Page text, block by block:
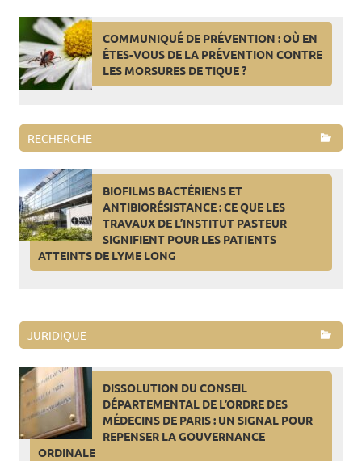
COMMUNIQUÉ DE PRÉVENTION : OÙ EN
ÊTES-VOUS DE LA PRÉVENTION CONTRE
LES MORSURES DE TIQUE ?
RECHERCHE
BIOFILMS BACTÉRIENS ET
ANTIBIORÉSISTANCE : CE QUE LES
TRAVAUX DE L’INSTITUT PASTEUR
SIGNIFIENT POUR LES PATIENTS
ATTEINTS DE LYME LONG
JURIDIQUE
DISSOLUTION DU CONSEIL
DÉPARTEMENTAL DE L’ORDRE DES
MÉDECINS DE PARIS : UN SIGNAL POUR
REPENSER LA GOUVERNANCE
ORDINALE